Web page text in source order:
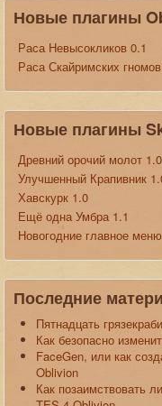
Новые плагины
Раса Невысокликов 0.1
Раса Скайримских
Новые плагины
Древний орочий молот 1.0
Улучшенный Крапивник
Хавскурк 1.0
Ещё одна Умбра 1.1
Новогодние главное
Последние
Пятнадцать
Как безопасно
FaceGen, или как
Oblivion
Как позаимствовать